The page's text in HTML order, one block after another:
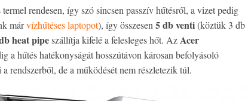
rendesen, így szó sincsen passzív hűtésről, a vizet pedig
márvízhűtéses laptopot), így összesen 5 db venti(köztük 3 db
heat pipeszállítja kifelé a felesleges hőt. AzAcer
a hűtés hatékonyságát hosszútávon károsan befolyásoló
rendszerből, de a működését nem részletezik túl.